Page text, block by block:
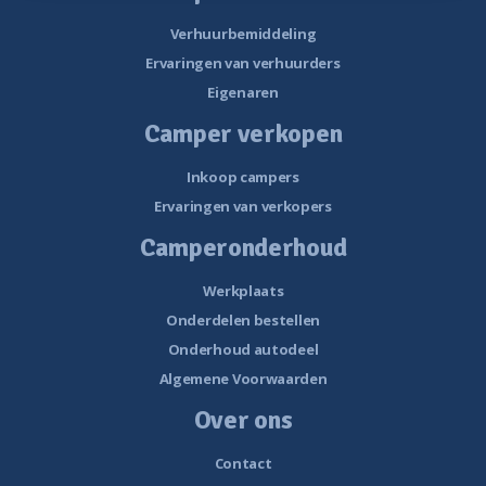
Verhuurbemiddeling
Ervaringen van verhuurders
Eigenaren
Camper verkopen
Inkoop campers
Ervaringen van verkopers
Camperonderhoud
Werkplaats
Onderdelen bestellen
Onderhoud autodeel
Algemene Voorwaarden
Over ons
Contact